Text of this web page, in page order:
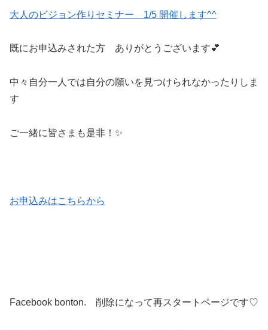
大人のビジョン作りセミナー 1/5 開催します^^
既にお申込みされた方 ありがとうございます💕
中々自分一人では自分の願いを見つけられなかったりしま
す
ご一緒に皆さまも是非！✨
お申込みはこちらから
Facebook bonton. 削除になって再スタートページです♡